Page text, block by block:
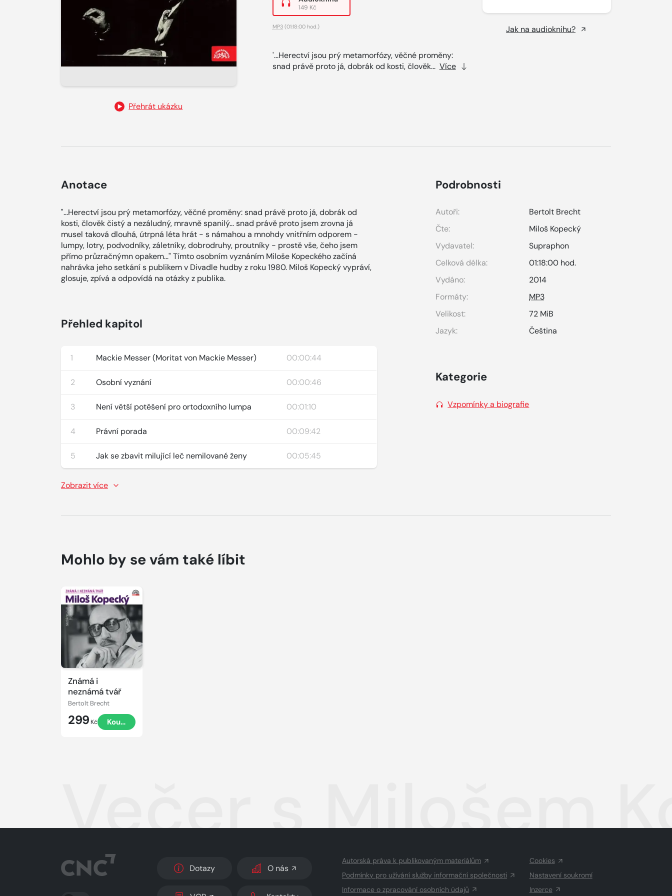
Přehrát ukázku
149 Kč
MP3(01:18:00 hod.)
'...Herectví jsou prý metamorfózy, věčné proměny:
snad právě proto já, dobrák od kosti, člověk... Více
Jak na audioknihu?
Anotace
"...Herectví jsou prý metamorfózy, věčné proměny: snad právě proto já, dobrák od
kosti, člověk čistý a nezáludný, mravně spanilý... snad právě proto jsem zrovna já
musel taková dlouhá, útrpná léta hrát - s námahou a mnohdy vnitřním odporem -
lumpy, lotry, podvodníky, záletníky, dobrodruhy, proutníky - prostě vše, čeho jsem
přímo průzračnýmn opakem..." Tímto osobním vyznáním Miloše Kopeckého začíná
nahrávka jeho setkání s publikem v Divadle hudby z roku 1980. Miloš Kopecký vypráví,
glosuje, zpívá a odpovídá na otázky z publika.
Přehled kapitol
1 Mackie Messer (Moritat von Mackie Messer) 00:00:44
2 Osobní vyznání 00:00:46
3 Není větší potěšení pro ortodoxního lumpa 00:01:10
4 Právní porada 00:09:42
5 Jak se zbavit milující leč nemilované ženy 00:05:45
Zobrazit více
Podrobnosti
Autoři:
Bertolt Brecht
Čte:
Miloš Kopecký
Vydavatel:
Supraphon
Celková délka:
01:18:00 hod.
Vydáno:
2014
Formáty:
MP3
Velikost:
72 MiB
Jazyk:
Čeština
Kategorie
Vzpomínky a biografie
Mohlo by se vám také líbit
Známá i
neznámá tvář
Bertolt Brecht
299 Kč Koupit
Večer s Milošem
Dotazy O nás
Autorská práva k publikovaným materiálům
Podmínky pro užívání služby informační společnosti
Informace o zpracování osobních údajů
Cookies
Nastavení soukromí
Inzerce